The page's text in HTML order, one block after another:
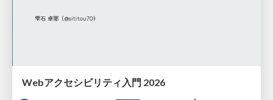
Webアクセシビリティ入門 2026